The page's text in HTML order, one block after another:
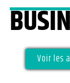
Voir les